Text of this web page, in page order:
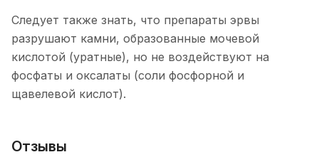
Следует также знать, что препараты эрвы
разрушают камни, образованные мочевой
кислотой (уратные), но не воздействуют на
фосфаты и оксалаты (соли фосфорной и
щавелевой кислот).
Отзывы